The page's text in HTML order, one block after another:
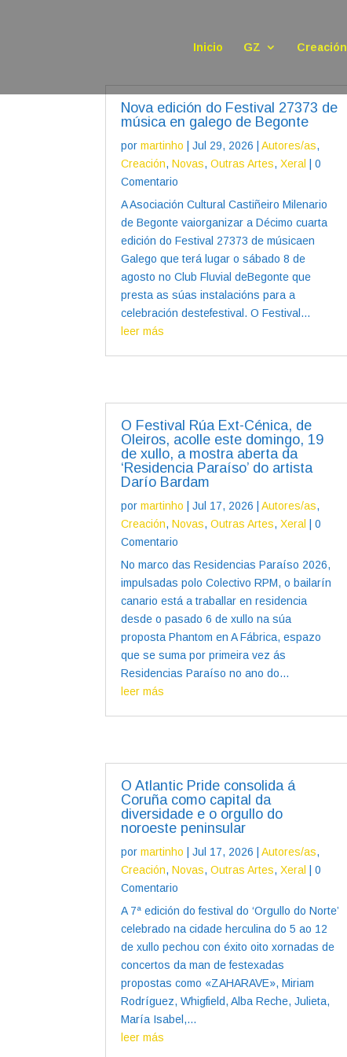
Inicio GZ Creación
Nova edición do Festival 27373 de
música en galego de Begonte
pormartinho |Jul 29, 2026 |Autores/as,
Creación,Novas,Outras Artes,Xeral | 0
Comentario
A Asociación Cultural Castiñeiro Milenario
de Begonte vaiorganizar a Décimo cuarta
edición do Festival 27373 de músicaen
Galego que terá lugar o sábado 8 de
agosto no Club Fluvial deBegonte que
presta as súas instalacións para a
celebración destefestival. O Festival...
leer más
O Festival Rúa Ext-Cénica, de
Oleiros, acolle este domingo, 19
de xullo, a mostra aberta da
‘Residencia Paraíso’ do artista
Darío Bardam
pormartinho |Jul 17, 2026 |Autores/as,
Creación,Novas,Outras Artes,Xeral
| 0
Comentario
No marco das Residencias Paraíso 2026,
impulsadas polo Colectivo RPM, o bailarín
canario está a traballar en residencia
desde o pasado 6 de xullo na súa
proposta Phantom en A Fábrica, espazo
que se suma por primeira vez ás
Residencias Paraíso no ano do...
leer más
O Atlantic Pride consolida á
Coruña como capital da
diversidade e o orgullo do
noroeste peninsular
pormartinho |Jul 17, 2026 |Autores/as,
Creación,Novas,Outras Artes,Xeral
| 0
Comentario
A 7ª edición do festival do ‘Orgullo do Norte’
celebrado na cidade herculina do 5 ao 12
de xullo pechou con éxito oito xornadas de
concertos da man de festexadas
propostas como «ZAHARAVE», Miriam
Rodríguez, Whigfield, Alba Reche, Julieta,
María Isabel,...
leer más